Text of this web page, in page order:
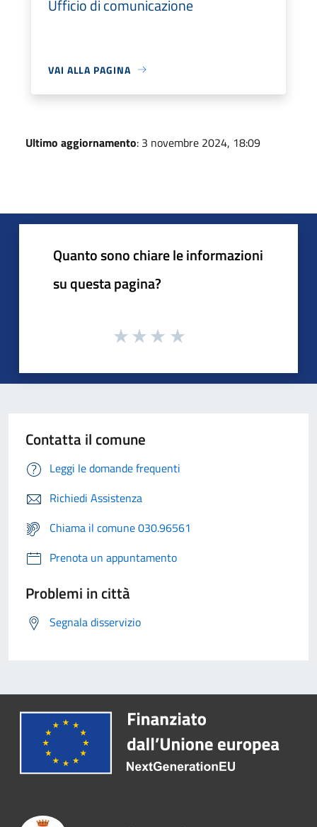
Ufficio di comunicazione
VAI ALLA PAGINA
Ultimo aggiornamento: 3 novembre 2024, 18:09
Quanto sono chiare le informazioni
su questa pagina?
Contatta il comune
Leggi le domande frequenti
Richiedi Assistenza
Chiama il comune 030.96561
Prenota un appuntamento
Problemi in città
Segnala disservizio